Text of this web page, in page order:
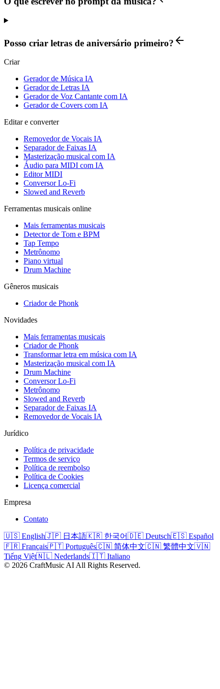
Posso criar letras de aniversário primeiro?
Criar
Gerador de Música IA
Gerador de Letras IA
Gerador de Voz Cantante com IA
Gerador de Covers com IA
Editar e converter
Removedor de Vocais IA
Separador de Faixas IA
Masterização musical com IA
Áudio para MIDI com IA
Editor MIDI
Conversor Lo-Fi
Slowed and Reverb
Ferramentas musicais online
Mais ferramentas musicais
Detector de Tom e BPM
Tap Tempo
Metrônomo
Piano virtual
Drum Machine
Gêneros musicais
Criador de Phonk
Novidades
Mais ferramentas musicais
Criador de Phonk
Transformar letra em música com IA
Masterização musical com IA
Drum Machine
Conversor Lo-Fi
Metrônomo
Slowed and Reverb
Separador de Faixas IA
Removedor de Vocais IA
Jurídico
Política de privacidade
Termos de serviço
Política de reembolso
Política de Cookies
Licença comercial
Empresa
Contato
🇺🇸 English🇯🇵 日本語🇰🇷 한국어🇩🇪 Deutsch🇪🇸 Español
🇫🇷 Français🇵🇹 Português🇨🇳 简体中文🇨🇳 繁體中文🇻🇳
Tiếng Việt🇳🇱 Nederlands🇮🇹 Italiano
© 2026 CraftMusic AI All Rights Reserved.